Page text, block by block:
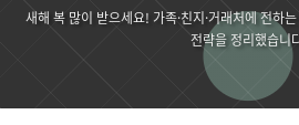
새해 복 많이 받으세요! 가족·친지·거래처에 전하
전략을 정리했습니